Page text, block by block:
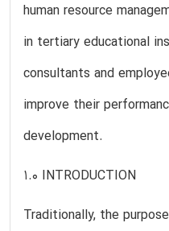
human resource
in tertiary educational
consultants and
improve their
development.
1.0 INTRODUCTION
Traditionally, the